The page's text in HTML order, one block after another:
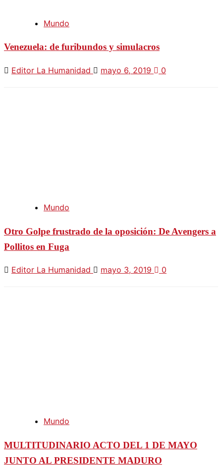
Mundo
Venezuela: de furibundos y simulacros
Editor La Humanidad mayo 6, 2019 0
Mundo
Otro Golpe frustrado de la oposición: De Avengers a
Pollitos en Fuga
Editor La Humanidad mayo 3, 2019 0
Mundo
MULTITUDINARIO ACTO DEL 1 DE MAYO
JUNTO AL PRESIDENTE MADURO